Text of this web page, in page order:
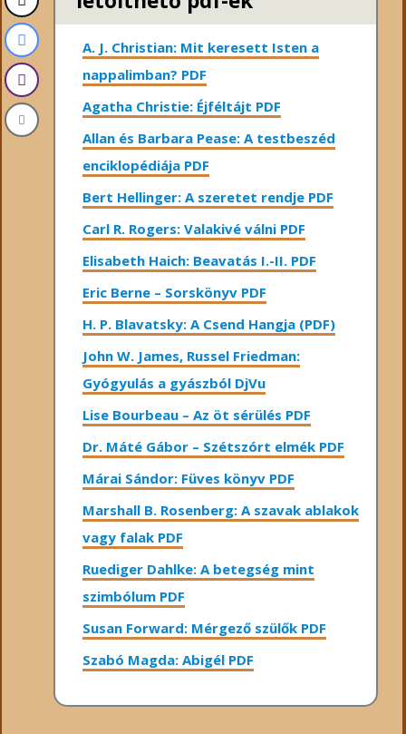
A. J. Christian: Mit keresett Isten a
nappalimban? PDF
Agatha Christie: Éjféltájt PDF
Allan és Barbara Pease: A testbeszéd
enciklopédiája PDF
Bert Hellinger: A ​szeretet rendje PDF
Carl R. Rogers: Valakivé válni PDF
Elisabeth Haich: Beavatás I.-II. PDF
Eric Berne – Sorskönyv PDF
H. P. Blavatsky: A Csend Hangja (PDF)
John W. James, Russel Friedman:
Gyógyulás a gyászból DjVu
Lise Bourbeau – Az öt sérülés PDF
Dr. Máté Gábor – Szétszórt elmék PDF
Márai Sándor: Füves könyv PDF
Marshall B. Rosenberg: A szavak ablakok
vagy falak PDF
Ruediger Dahlke: A betegség mint
szimbólum PDF
Susan Forward: Mérgező szülők PDF
Szabó Magda: Abigél PDF